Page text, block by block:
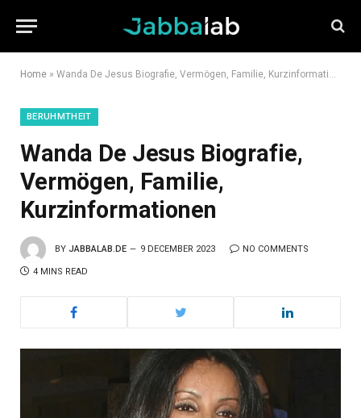
Home » Wanda De Jesus Biografie, Vermögen, Familie, Kurzinformationen
BERUHMTHEIT
Wanda De Jesus Biografie,
Vermögen, Familie,
Kurzinformationen
BY JABBALAB.DE 9 DECEMBER 2023 NO COMMENTS
4 MINS READ